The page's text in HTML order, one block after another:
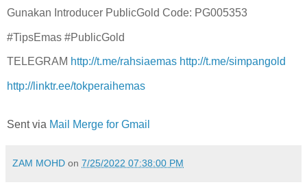
Gunakan Introducer PublicGold Code: PG005353
#TipsEmas #PublicGold
TELEGRAM http://t.me/rahsiaemas http://t.me/simpangold
http://linktr.ee/tokperaihemas
Sent via Mail Merge for Gmail
ZAM MOHD on 7/25/2022 07:38:00 PM